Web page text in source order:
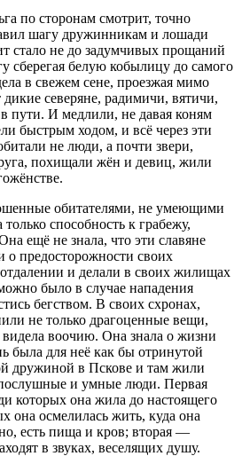
по сторонам смотрит, точно
шагу дружинникам и лошади
стало не до задумчивых прощаний
сберегая белую кобылицу до самого
в свежем сене, проезжая мимо
северяне, радимичи, вятичи,
пути. И медлили, не давая коням
быстрым ходом, и всё через эти
не люди, а почти звери,
похищали жён и девиц, жили
обитателями, не умеющими
способность к грабежу,
ещё не знала, что эти славяне
о предосторожности своих
и делали в своих жилищах
было в случае нападения
бегством. В своих схронах,
не только драгоценные вещи,
видела воочию. Она знала о жизни
была для неё как бы отринутой
дружиной в Пскове и там жили
и умные люди. Первая
которых она жила до настоящего
она осмелилась жить, куда она
есть пища и кров; вторая —
в звуках, веселящих душу.